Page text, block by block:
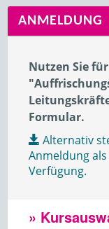
ANMELDUNG
Nutzen Sie
Formular.
Alternativ
Anmeldung
Verfügung.